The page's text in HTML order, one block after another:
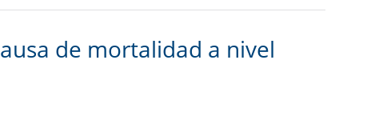
de mortalidad a nivel